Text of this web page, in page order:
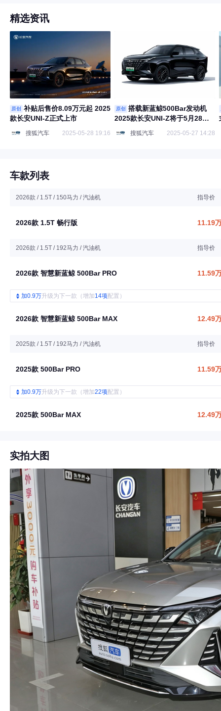
精选资讯
原创
补贴后售价8.09万元起 2025
款长安UNI-Z正式上市
搜狐汽车 2025-05-28 19:16
原创
搭载新蓝鲸500Bar发动机
2025款长安UNI-Z将于5月28日
搜狐汽车 2025-05-27 14:28
车款列表
2026款 / 1.5T / 150马力 / 汽油机 指导价
2026款 1.5T 畅行版 11.19
2026款 / 1.5T / 192马力 / 汽油机 指导价
2026款 智慧新蓝鲸 500Bar PRO 11.59
加0.9万升级为下一款（增加14项配置）
2026款 智慧新蓝鲸 500Bar MAX 12.49
2025款 / 1.5T / 192马力 / 汽油机 指导价
2025款 500Bar PRO 11.59
加0.9万升级为下一款（增加22项配置）
2025款 500Bar MAX 12.49
实拍大图